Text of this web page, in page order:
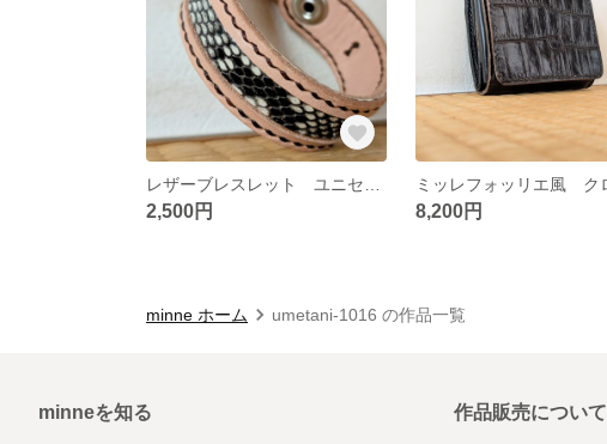
2,500円 8,200円
minne ホーム umetani-1016 の作品一覧
minneを知る 作品販売について